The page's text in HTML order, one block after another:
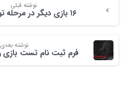
نوشته قبلی
۱۶ بازی دیگر در مرحله تولید داریم
نوشته بعدی